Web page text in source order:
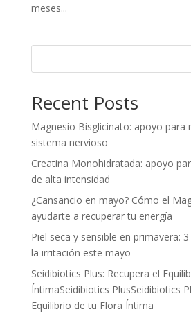
meses...
Recent Posts
Magnesio Bisglicinato: apoyo para
sistema nervioso
Creatina Monohidratada: apoyo
de alta intensidad
¿Cansancio en mayo? Cómo el
ayudarte a recuperar tu energía
Piel seca y sensible en primavera:
la irritación este mayo
Seidibiotics Plus: Recupera el
ÍntimaSeidibiotics PlusSeidibiotics
Equilibrio de tu Flora Íntima